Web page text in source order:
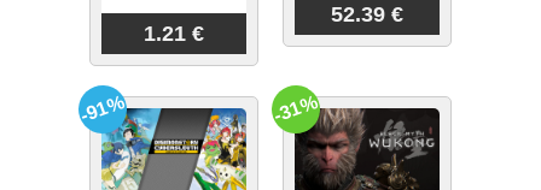
1.21 €
52.39 €
-91% -31%